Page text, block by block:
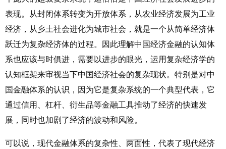
表现。从封闭体系转变为开放体系，从农业经济发展为工业
经济，从乡土社会进化为城市社会，就是一个从简单经济体
跃迁为复杂经济体的过程。因此理解中国经济金融的认知体
系也应该与时俱进，需要以进步的眼光，运用复杂经济学的
认知框架来审视当下中国经济社会的复杂现状。特别是对中
国金融体系的认识，因为它是复杂系统的一个典型代表，它
通过信用、杠杆、衍生品等金融工具推动了经济的快速发
展，同时也加剧了经济的波动和风险。
可以说，现代金融体系的复杂性、两面性，代表了现代经济